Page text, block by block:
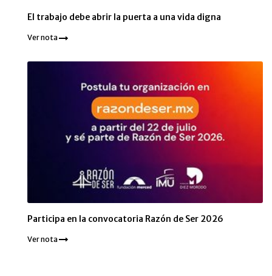
El trabajo debe abrir la puerta a una vida digna
Ver nota
Participa en la convocatoria Razón de Ser 2026
Ver nota